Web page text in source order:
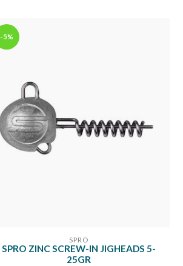
-5%
SPRO
SPRO ZINC SCREW-IN JIGHEADS 5-
25GR